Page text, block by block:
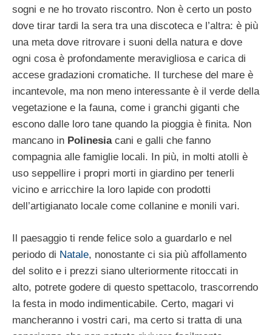
sogni e ne ho trovato riscontro. Non è certo un posto
dove tirar tardi la sera tra una discoteca e l’altra: è più
una meta dove ritrovare i suoni della natura e dove
ogni cosa è profondamente meravigliosa e carica di
accese gradazioni cromatiche. Il turchese del mare è
incantevole, ma non meno interessante è il verde della
vegetazione e la fauna, come i granchi giganti che
escono dalle loro tane quando la pioggia è finita. Non
mancano in Polinesiacani e galli che fanno
compagnia alle famiglie locali. In più, in molti atolli è
uso seppellire i propri morti in giardino per tenerli
vicino e arricchire la loro lapide con prodotti
dell’artigianato locale come collanine e monili vari.
Il paesaggio ti rende felice solo a guardarlo e nel
periodo di Natale, nonostante ci sia più affollamento
del solito e i prezzi siano ulteriormente ritoccati in
alto, potrete godere di questo spettacolo, trascorrendo
la festa in modo indimenticabile. Certo, magari vi
mancheranno i vostri cari, ma certo si tratta di una